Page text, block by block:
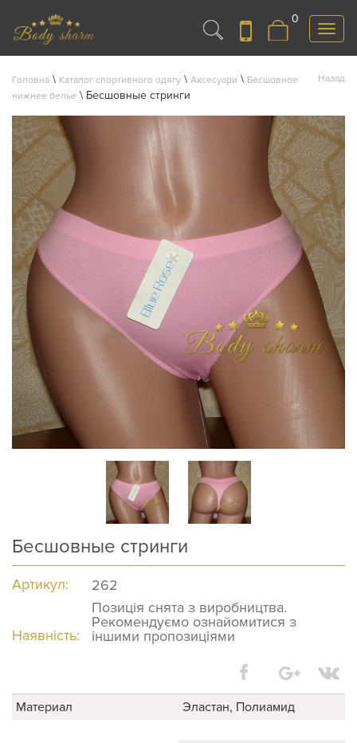
Меню
0
Назад
Головна \ Каталог спортивного одягу \ Аксесуари \ Бесшовное
нижнее белье \ Бесшовные стринги
Бесшовные стринги
Артикул: 262
Наявність:
Позиція снята з виробництва.
Рекомендуємо ознайомитися з
іншими пропозиціями
Материал Эластан, Полиамид